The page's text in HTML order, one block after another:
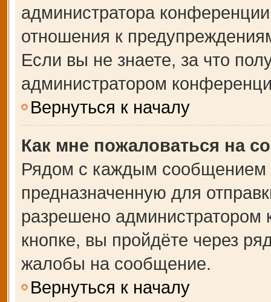
администратора
отношения к
Если вы не знаете, за что
администратором
Вернуться к началу
Как мне пожаловаться на
Рядом с каждым сообщением
предназначенную для
разрешено
кнопке, вы пройдёте через
жалобы на сообщение.
Вернуться к началу